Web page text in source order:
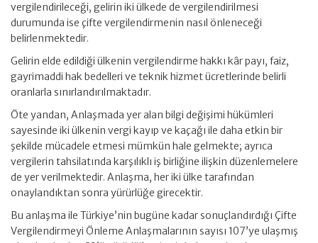
vergilendirileceği, gelirin iki ülkede de vergilendirilmesi
durumunda ise çifte vergilendirmenin nasıl önleneceği
belirlenmektedir.
Gelirin elde edildiği ülkenin vergilendirme hakkı kâr payı, faiz,
gayrimaddi hak bedelleri ve teknik hizmet ücretlerinde belirli
oranlarla sınırlandırılmaktadır.
Öte yandan, Anlaşmada yer alan bilgi değişimi hükümleri
sayesinde iki ülkenin vergi kayıp ve kaçağı ile daha etkin bir
şekilde mücadele etmesi mümkün hale gelmekte; ayrıca
vergilerin tahsilatında karşılıklı iş birliğine ilişkin düzenlemelere
de yer verilmektedir. Anlaşma, her iki ülke tarafından
onaylandıktan sonra yürürlüğe girecektir.
Bu anlaşma ile Türkiye’nin bugüne kadar sonuçlandırdığı Çifte
Vergilendirmeyi Önleme Anlaşmalarının sayısı 107’ye ulaşmış